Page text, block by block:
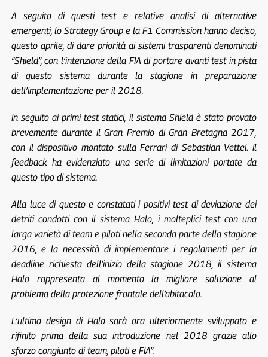
A seguito di questi test e relative analisi di alternative
emergenti, lo Strategy Group e la F1 Commission hanno deciso,
questo aprile, di dare priorità ai sistemi trasparenti denominati
“Shield”, con l’intenzione della FIA di portare avanti test in pista
di questo sistema durante la stagione in preparazione
dell’implementazione per il 2018.
In seguito ai primi test statici, il sistema Shield è stato provato
brevemente durante il Gran Premio di Gran Bretagna 2017,
con il dispositivo montato sulla Ferrari di Sebastian Vettel. Il
feedback ha evidenziato una serie di limitazioni portate da
questo tipo di sistema.
Alla luce di questo e constatati i positivi test di deviazione dei
detriti condotti con il sistema Halo, i molteplici test con una
larga varietà di team e piloti nella seconda parte della stagione
2016, e la necessità di implementare i regolamenti per la
deadline richiesta dell’inizio della stagione 2018, il sistema
Halo rappresenta al momento la migliore soluzione al
problema della protezione frontale dell’abitacolo.
L’ultimo design di Halo sarà ora ulteriormente sviluppato e
rifinito prima della sua introduzione nel 2018 grazie allo
sforzo congiunto di team, piloti e FIA”.